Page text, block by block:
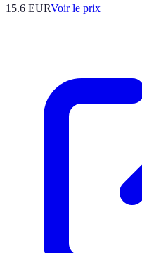
15.6 EURVoir le prix